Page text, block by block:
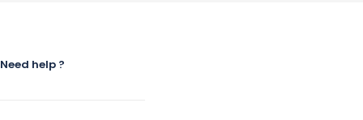
Need help ?